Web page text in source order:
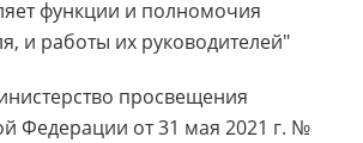
функции и полномочия
и работы их руководителей"
просвещения
Федерации от 31 мая 2021 г. №